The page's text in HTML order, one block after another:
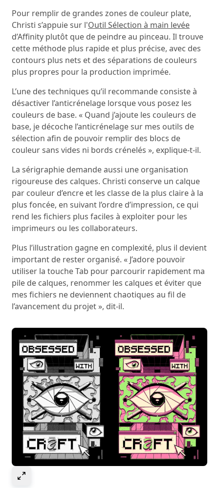
Pour remplir de grandes zones de couleur plate,
Christi s’appuie sur l'Outil Sélection à main levée
d’Affinity plutôt que de peindre au pinceau. Il trouve
cette méthode plus rapide et plus précise, avec des
contours plus nets et des séparations de couleurs
plus propres pour la production imprimée.
L’une des techniques qu’il recommande consiste à
désactiver l’anticrénelage lorsque vous posez les
couleurs de base. « Quand j’ajoute les couleurs de
base, je décoche l’anticrénelage sur mes outils de
sélection afin de pouvoir remplir des blocs de
couleur sans vides ni bords crénelés », explique-t-il.
La sérigraphie demande aussi une organisation
rigoureuse des calques. Christi conserve un calque
par couleur d’encre et les classe de la plus claire à la
plus foncée, en suivant l’ordre d’impression, ce qui
rend les fichiers plus faciles à exploiter pour les
imprimeurs ou les collaborateurs.
Plus l’illustration gagne en complexité, plus il devient
important de rester organisé. « J’adore pouvoir
utiliser la touche Tab pour parcourir rapidement ma
pile de calques, renommer les calques et éviter que
mes fichiers ne deviennent chaotiques au fil de
l’avancement du projet », dit-il.